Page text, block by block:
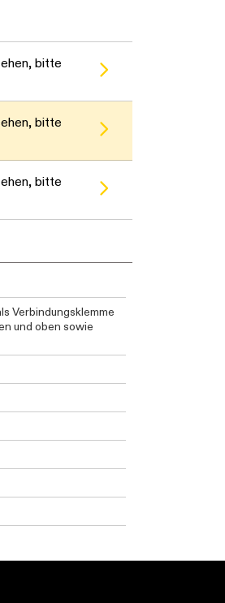
bitte
bitte
bitte
Verbindungsklemme
und oben sowie